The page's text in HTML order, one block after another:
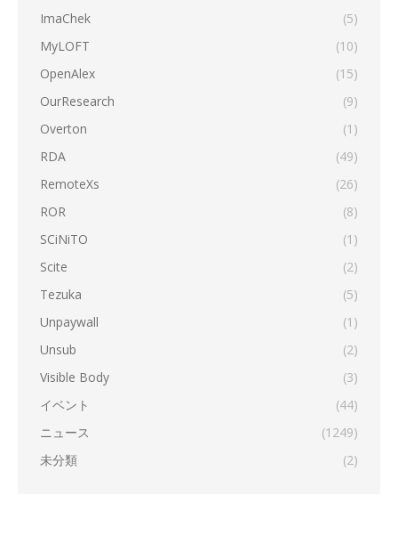
ImaChek
(5)
MyLOFT
(10)
OpenAlex
(15)
OurResearch
(9)
Overton
(1)
RDA
(49)
RemoteXs
(26)
ROR
(8)
SCiNiTO
(1)
Scite
(2)
Tezuka
(5)
Unpaywall
(1)
Unsub
(2)
Visible Body
(3)
イベント
(44)
ニュース
(1249)
未分類
(2)